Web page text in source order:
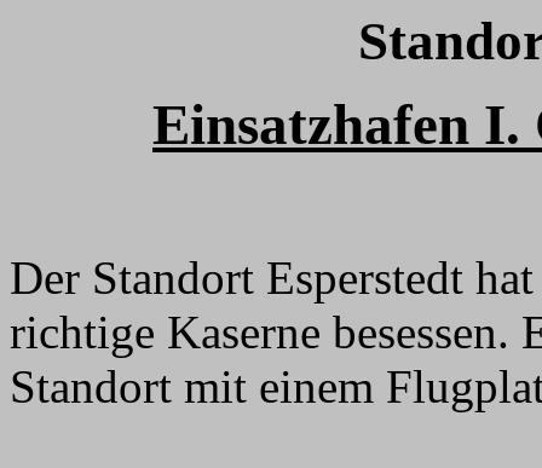
Einsatzhafen I.
Der Standort Esperstedt
richtige Kaserne
Standort mit einem